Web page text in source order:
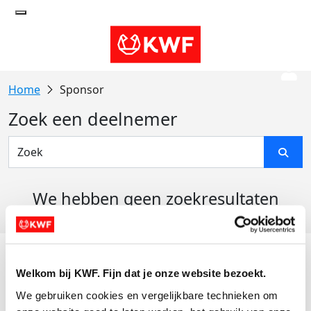
Welkom bij KWF. Fijn dat je onze website bezoekt.
We gebruiken cookies en vergelijkbare technieken om
Sponsor
Zoek een deelnemer
We hebben geen zoekresultaten
Actiematerialen
Evenementen